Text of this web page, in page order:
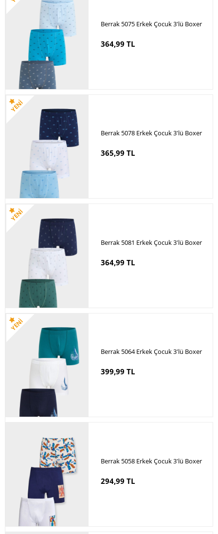
Berrak 5075 Erkek Çocuk 3'lü Boxer
364,99 TL
Berrak 5078 Erkek Çocuk 3'lü Boxer
365,99 TL
Berrak 5081 Erkek Çocuk 3'lü Boxer
364,99 TL
Berrak 5064 Erkek Çocuk 3'lü Boxer
399,99 TL
Berrak 5058 Erkek Çocuk 3'lü Boxer
294,99 TL